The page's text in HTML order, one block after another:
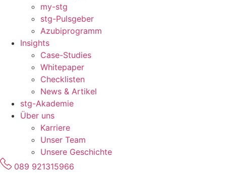
my-stg
stg-Pulsgeber
Azubiprogramm
Insights
Case-Studies
Whitepaper
Checklisten
News & Artikel
stg-Akademie
Über uns
Karriere
Unser Team
Unsere Geschichte
089 921315966